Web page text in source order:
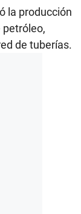
la producción
petróleo,
de tuberías.